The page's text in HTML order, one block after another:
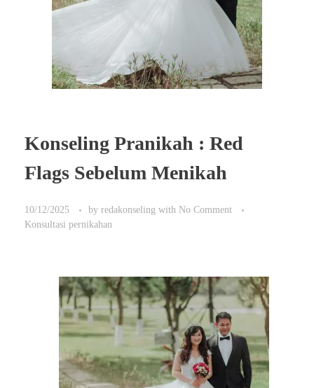
Konseling Pranikah : Red
Flags Sebelum Menikah
10/12/2025 by redakonseling with No Comment
Konsultasi pernikahan